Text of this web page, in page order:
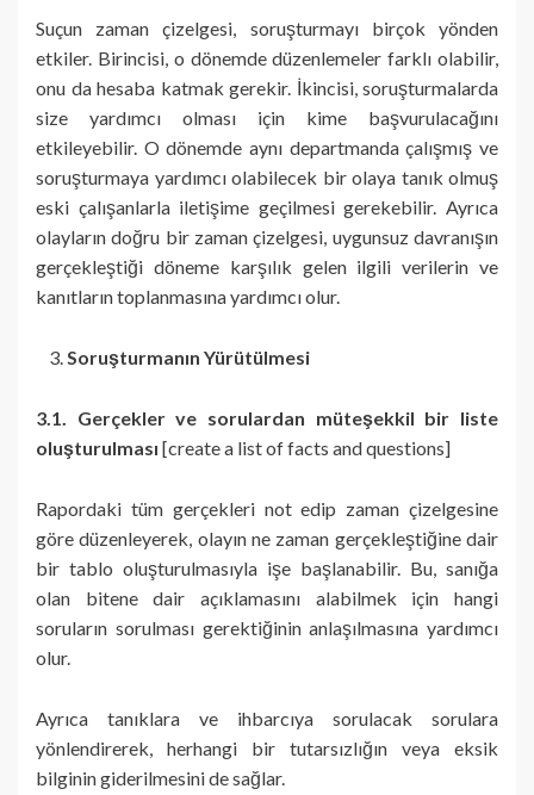
Suçun zaman çizelgesi, soruşturmayı birçok yönden
etkiler. Birincisi, o dönemde düzenlemeler farklı olabilir,
onu da hesaba katmak gerekir. İkincisi, soruşturmalarda
size yardımcı olması için kime başvurulacağını
etkileyebilir. O dönemde aynı departmanda çalışmış ve
soruşturmaya yardımcı olabilecek bir olaya tanık olmuş
eski çalışanlarla iletişime geçilmesi gerekebilir. Ayrıca
olayların doğru bir zaman çizelgesi, uygunsuz davranışın
gerçekleştiği döneme karşılık gelen ilgili verilerin ve
kanıtların toplanmasına yardımcı olur.
Soruşturmanın Yürütülmesi
3.1. Gerçekler ve sorulardan müteşekkil bir liste
oluşturulması [create a list of facts and questions]
Rapordaki tüm gerçekleri not edip zaman çizelgesine
göre düzenleyerek, olayın ne zaman gerçekleştiğine dair
bir tablo oluşturulmasıyla işe başlanabilir. Bu, sanığa
olan bitene dair açıklamasını alabilmek için hangi
soruların sorulması gerektiğinin anlaşılmasına yardımcı
olur.
Ayrıca tanıklara ve ihbarcıya sorulacak sorulara
yönlendirerek, herhangi bir tutarsızlığın veya eksik
bilginin giderilmesini de sağlar.